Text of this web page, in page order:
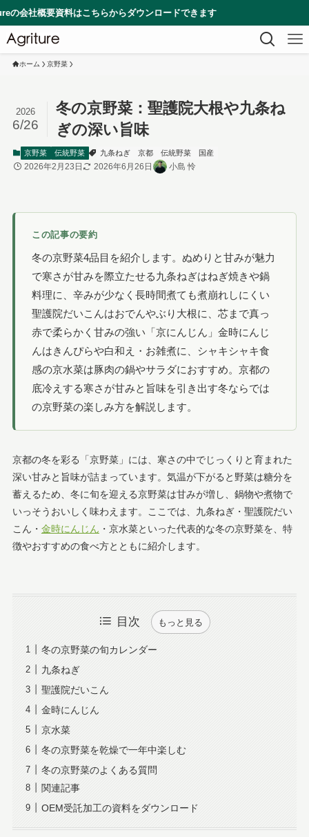
料はこちらからダウンロードできます
ホーム 京野菜
冬の京野菜：聖護院大根や九条ね
ぎの深い旨味
2026
6/26
京野菜 伝統野菜 九条ねぎ 京都 伝統野菜 国産
2026年2月23日 2026年6月26日 小島 怜
この記事の要約
冬の京野菜4品目を紹介します。ぬめりと甘みが魅力
で寒さが甘みを際立たせる九条ねぎはねぎ焼きや鍋
料理に、辛みが少なく長時間煮ても煮崩れしにくい
聖護院だいこんはおでんやぶり大根に、芯まで真っ
赤で柔らかく甘みの強い「京にんじん」金時にんじ
んはきんぴらや白和え・お雑煮に、シャキシャキ食
感の京水菜は豚肉の鍋やサラダにおすすめ。京都の
底冷えする寒さが甘みと旨味を引き出す冬ならでは
の京野菜の楽しみ方を解説します。
京都の冬を彩る「京野菜」には、寒さの中でじっくりと育まれた
深い甘みと旨味が詰まっています。気温が下がると野菜は糖分を
蓄えるため、冬に旬を迎える京野菜は甘みが増し、鍋物や煮物で
いっそうおいしく味わえます。ここでは、九条ねぎ・聖護院だい
こん・ 金時にんじん ・京水菜といった代表的な冬の京野菜を、特
徴やおすすめの食べ方とともに紹介します。
目次 もっと見る
冬の京野菜の旬カレンダー
九条ねぎ
聖護院だいこん
金時にんじん
京水菜
冬の京野菜を乾燥で一年中楽しむ
冬の京野菜のよくある質問
関連記事
OEM受託加工の資料をダウンロード